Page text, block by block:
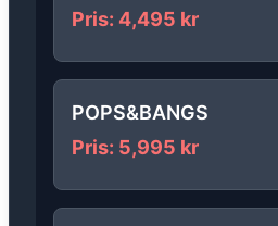
Pris: 4,495 kr
POPS&BANGS
Pris: 5,995 kr